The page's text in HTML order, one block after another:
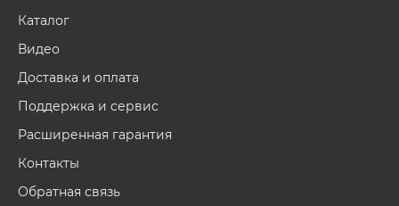
Каталог
Видео
Доставка и оплата
Поддержка и сервис
Расширенная гарантия
Контакты
Обратная связь